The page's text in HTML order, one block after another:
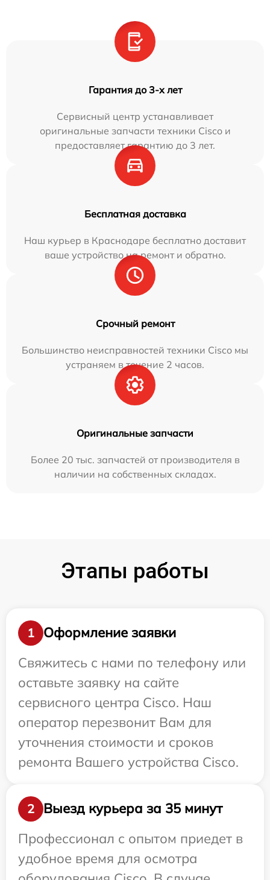
Гарантия до 3-х лет
Сервисный центр устанавливает
оригинальные запчасти техники Cisco и
предоставляет гарантию до 3 лет.
Бесплатная доставка
Наш курьер в Краснодаре бесплатно доставит
ваше устройство на ремонт и обратно.
Срочный ремонт
Большинство неисправностей техники Cisco мы
устраняем в течение 2 часов.
Оригинальные запчасти
Более 20 тыс. запчастей от производителя в
наличии на собственных складах.
Этапы работы
1
Оформление заявки
Свяжитесь с нами по телефону или
оставьте заявку на сайте
сервисного центра Cisco. Наш
оператор перезвонит Вам для
уточнения стоимости и сроков
ремонта Вашего устройства Cisco.
2
Выезд курьера за 35 минут
Профессионал с опытом приедет в
удобное время для осмотра